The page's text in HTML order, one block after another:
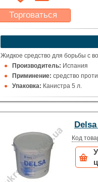
Торговаться
Какая цена Вас
устроит?
Жидкое средство для борьбы с
Производитель: Испания
Приминение: средство
Упаковка: Канистра 5 л.
Код